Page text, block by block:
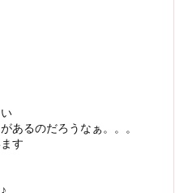
あるのだろうなぁ。。。
す